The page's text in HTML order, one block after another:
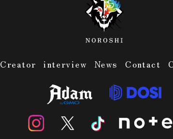
Creator interview News Contact